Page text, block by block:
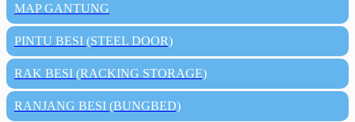
MAP GANTUNG
PINTU BESI (STEEL DOOR)
RAK BESI (RACKING STORAGE)
RANJANG BESI (BUNGBED)